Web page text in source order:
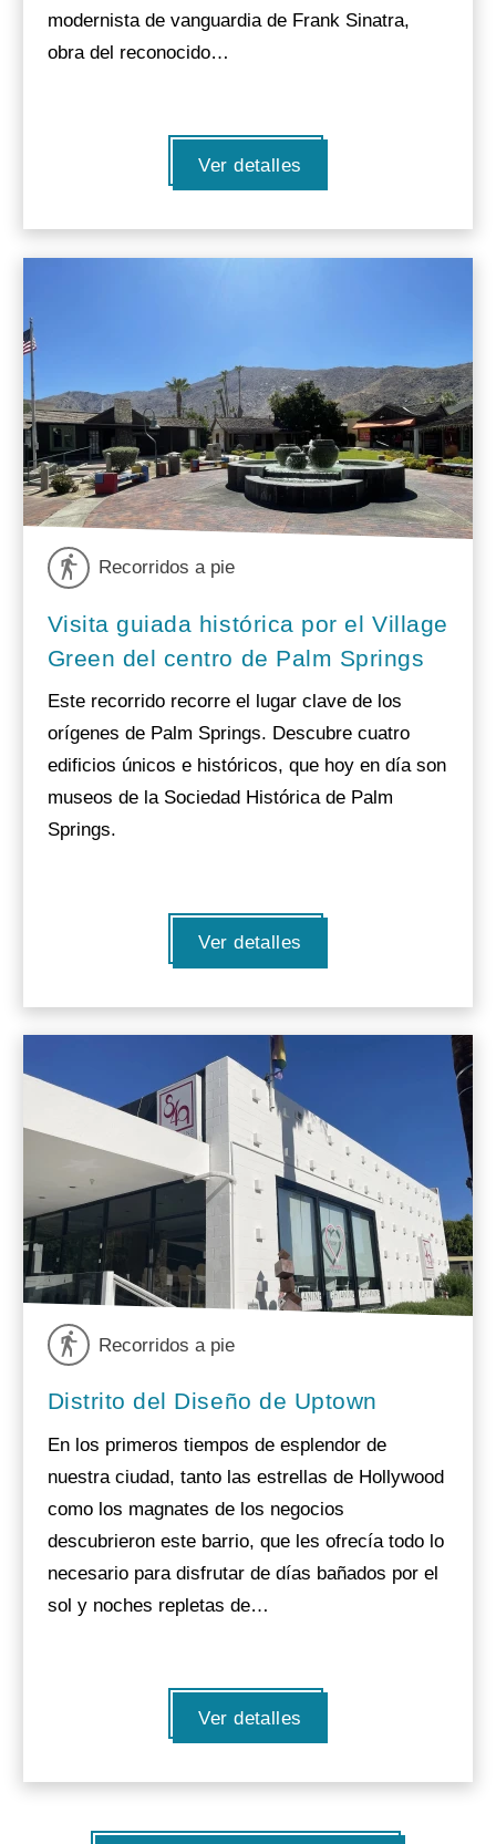
modernista de vanguardia de Frank Sinatra,
obra del reconocido…
Ver detalles
Recorridos a pie
Visita guiada histórica por el Village
Green del centro de Palm Springs
Este recorrido recorre el lugar clave de los
orígenes de Palm Springs. Descubre cuatro
edificios únicos e históricos, que hoy en día son
museos de la Sociedad Histórica de Palm
Springs.
Ver detalles
Recorridos a pie
Distrito del Diseño de Uptown
En los primeros tiempos de esplendor de
nuestra ciudad, tanto las estrellas de Hollywood
como los magnates de los negocios
descubrieron este barrio, que les ofrecía todo lo
necesario para disfrutar de días bañados por el
sol y noches repletas de…
Ver detalles